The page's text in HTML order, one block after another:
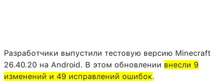
Разработчики выпустили тестовую версию Minecraft
26.40.20 на Android. В этом обновлении внесли 9
изменений и 49 исправлений ошибок.